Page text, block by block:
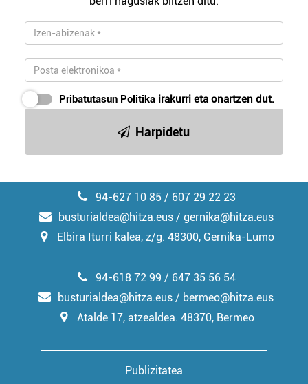
baliatzen gara. Ohar hau onartuz gero, teknologia hori
erabiltzeko baimen esplizitua ematen diguzu.Gehiago
irakurri
Pribatutasun Politika irakurri eta onartzen dut.
Harpidetu
94-627 10 85 / 607 29 22 23
busturialdea@hitza.eus / gernika@hitza.eus
Elbira Iturri kalea, z/g. 48300, Gernika-Lumo
Publizitatea
94-618 72 99 / 647 35 56 54
busturialdea@hitza.eus / bermeo@hitza.eus
Atalde 17, atzealdea. 48370, Bermeo